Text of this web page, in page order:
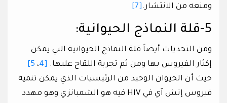
ومنعه من الانتشار. [7]
5-قلة النماذج الحيوانية:
ومن التحديات أيضاً قلة النماذج الحيوانية التي يمكن
إكثار الفيروس بها ومن ثم تجربة اللقاح عليها. [4 ،
حيث أن الحيوان الوحيد من الرئيسيات الذي يمكن تنمية
فيروس إتش آي في HIV فيه هو الشمبانزي وهو مهدد